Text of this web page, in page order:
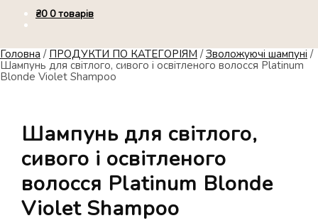
₴0 0 товарів
Головна / ПРОДУКТИ ПО КАТЕГОРІЯМ /Зволожуючі шампуні /
Шампунь для світлого, сивого і освітленого волосся Platinum
Blonde Violet Shampoo
Шампунь для світлого,
сивого і освітленого
волосся Platinum Blonde
Violet Shampoo